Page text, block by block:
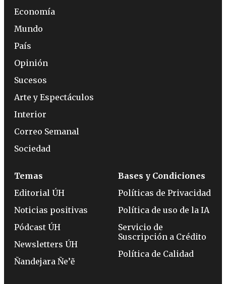
Economía
Mundo
País
Opinión
Sucesos
Arte y Espectáculos
Interior
Correo Semanal
Sociedad
Temas
Editorial ÚH
Noticias positivas
Pódcast ÚH
Newsletters ÚH
Ñandejara Ñe’ẽ
Bases y Condiciones
Políticas de Privacidad
Política de uso de la IA
Servicio de
Suscripción a Crédito
Política de Calidad